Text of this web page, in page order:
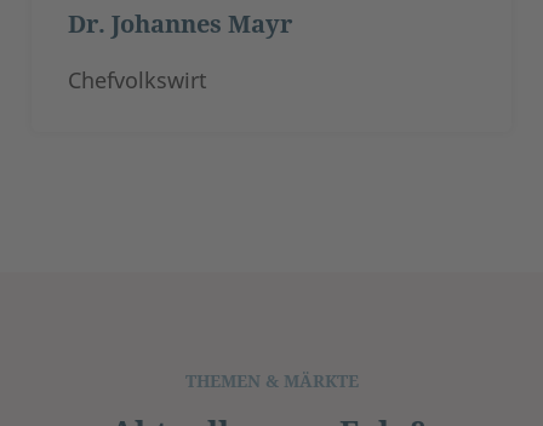
Dr. Johannes Mayr
Chefvolkswirt
THEMEN & MÄRKTE